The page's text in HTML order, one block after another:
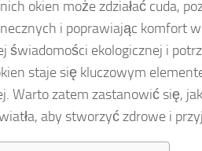
okien może zdziałać cuda,
i poprawiając komfort w
świadomości ekologicznej i
staje się kluczowym
Warto zatem zastanowić się,
aby stworzyć zdrowe i